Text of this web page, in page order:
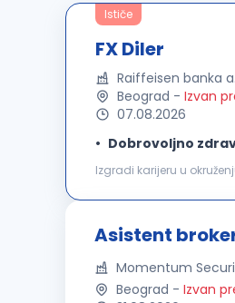
Ističe
FX Diler
Raiffeisen banka
Beograd - Izvan
07.08.2026
Dobrovoljno
Izgradi karijeru u
Asistent
Momentum
Beograd - Izvan